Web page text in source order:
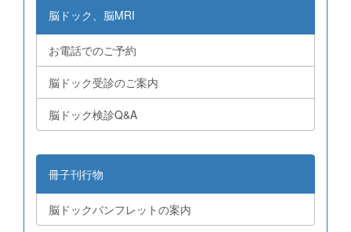
脳ドック、脳MRI
お電話でのご予約
脳ドック受診のご案内
脳ドック検診Q&A
冊子刊行物
脳ドックバンフレットの案内